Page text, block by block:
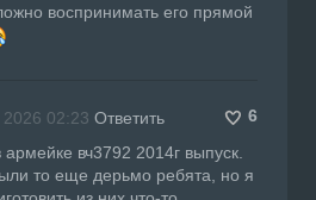
воспринимать его прямой
02:23 Ответить
6
вч3792 2014г выпуск.
то еще дерьмо ребята, но я